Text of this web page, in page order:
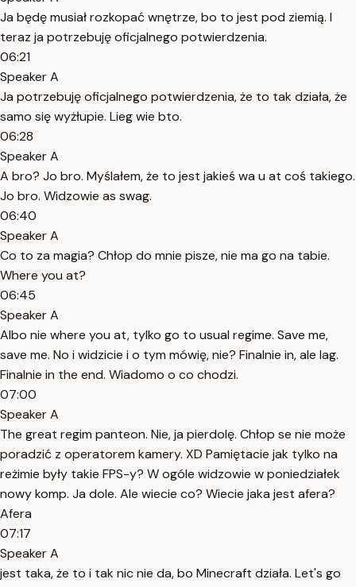
Ja będę musiał rozkopać wnętrze, bo to jest pod ziemią. I
teraz ja potrzebuję oficjalnego potwierdzenia.
06:21
Speaker A
Ja potrzebuję oficjalnego potwierdzenia, że to tak działa, że
samo się wyżłupie. Lieg wie bto.
06:28
Speaker A
A bro? Jo bro. Myślałem, że to jest jakieś wa u at coś takiego.
Jo bro. Widzowie as swag.
06:40
Speaker A
Co to za magia? Chłop do mnie pisze, nie ma go na tabie.
Where you at?
06:45
Speaker A
Albo nie where you at, tylko go to usual regime. Save me,
save me. No i widzicie i o tym mówię, nie? Finalnie in, ale lag.
Finalnie in the end. Wiadomo o co chodzi.
07:00
Speaker A
The great regim panteon. Nie, ja pierdolę. Chłop se nie może
poradzić z operatorem kamery. XD Pamiętacie jak tylko na
reżimie były takie FPS-y? W ogóle widzowie w poniedziałek
nowy komp. Ja dole. Ale wiecie co? Wiecie jaka jest afera?
Afera
07:17
Speaker A
jest taka, że to i tak nic nie da, bo Minecraft działa. Let's go